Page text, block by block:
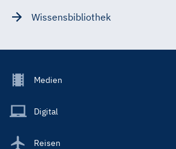
Wissensbibliothek
Footer
Main
Medien
Digital
Reisen